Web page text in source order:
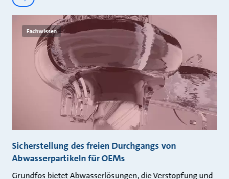
Fachwissen
Sicherstellung des freien Durchgangs von
Abwasserpartikeln für OEMs
Grundfos bietet Abwasserlösungen, die Verstopfung und